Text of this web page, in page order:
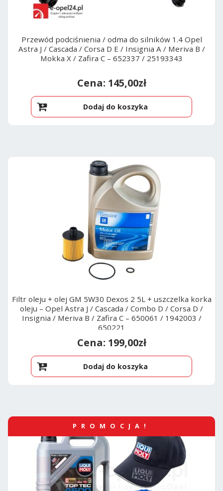
Przewód podciśnienia / odma do silników 1.4 Opel
Astra J / Cascada / Corsa D E / Insignia A / Meriva B /
Mokka X / Zafira C – 652337 / 25193343
145,00zł
Dodaj do koszyka
Filtr oleju + olej GM 5W30 Dexos 2 5L + uszczelka korka
oleju – Opel Astra J / Cascada / Combo D / Corsa D /
Insignia / Meriva B / Zafira C – 650061 / 1942003 /
650221
199,00zł
Dodaj do koszyka
PROMOCJA!